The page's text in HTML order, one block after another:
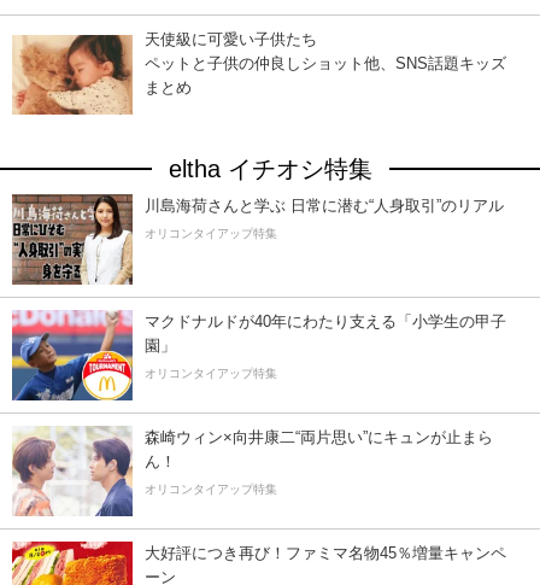
天使級に可愛い子供たち
ペットと子供の仲良しショット他、SNS話題キッズ
まとめ
eltha イチオシ特集
川島海荷さんと学ぶ 日常に潜む“人身取引”のリアル
オリコンタイアップ特集
マクドナルドが40年にわたり支える「小学生の甲子
園」
オリコンタイアップ特集
森崎ウィン×向井康二“両片思い”にキュンが止まら
ん！
オリコンタイアップ特集
大好評につき再び！ファミマ名物45％増量キャンペ
ーン